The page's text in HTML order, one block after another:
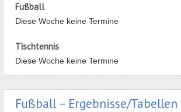
Fußball
Diese Woche keine Termine
Tischtennis
Diese Woche keine Termine
Fußball – Ergebnisse/Tabellen